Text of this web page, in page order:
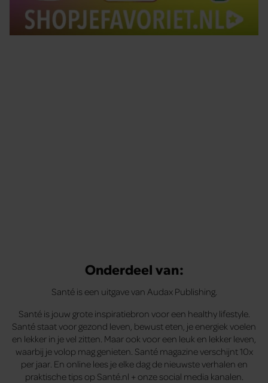
Onderdeel van:
Santé is een uitgave van Audax Publishing.
Santé is jouw grote inspiratiebron voor een healthy lifestyle.
Santé staat voor gezond leven, bewust eten, je energiek voelen
en lekker in je vel zitten. Maar ook voor een leuk en lekker leven,
waarbij je volop mag genieten. Santé magazine verschijnt 10x
per jaar. En online lees je elke dag de nieuwste verhalen en
praktische tips op Santé.nl + onze social media kanalen.